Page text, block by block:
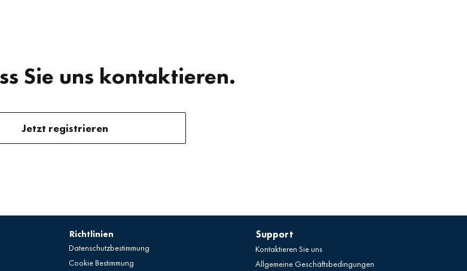
Sie uns kontaktieren.
Jetzt registrieren
Richtlinien
Datenschutzbestimmung
Cookie Bestimmung
Support
Kontaktieren Sie uns
Allgemeine Geschäftsbedingungen